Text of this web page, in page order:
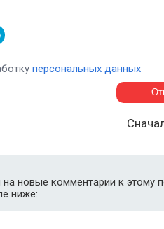
персональных данных
новые комментарии к этому
ниже: